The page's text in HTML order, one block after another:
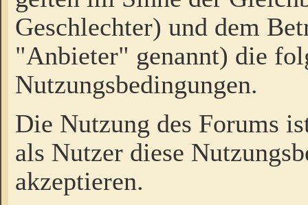
Geschlechter) und dem
"Anbieter" genannt) die
Nutzungsbedingungen.
Die Nutzung des Forums
als Nutzer diese
akzeptieren.